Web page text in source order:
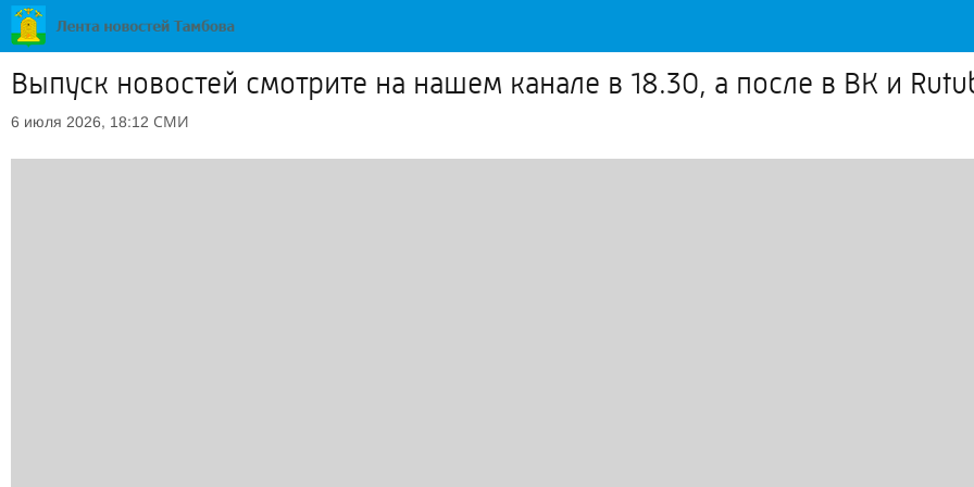
Выпуск новостей смотрите на нашем канале в 18.30, а после в ВК и
6 июля 2026, 18:12 СМИ